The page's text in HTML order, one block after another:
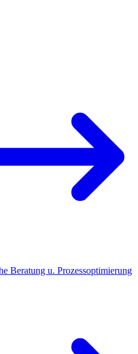
Beratung u. Prozessoptimierung